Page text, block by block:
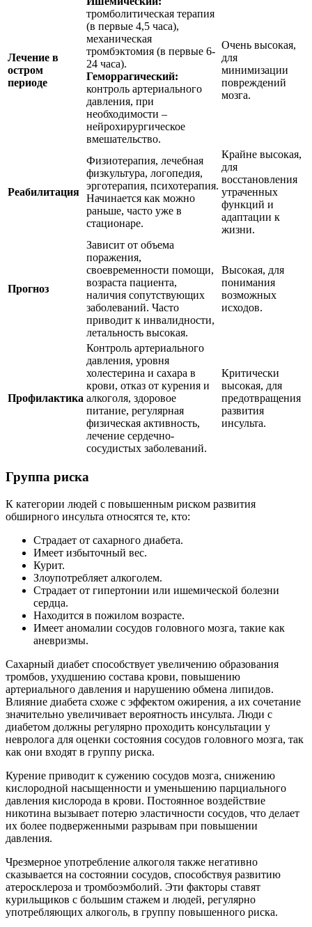
Лечение в
остром
периоде
тромболитическая терапия
(в первые 4,5 часа),
механическая
тромбэктомия (в первые 6-
24 часа).
Геморрагический:
контроль артериального
давления, при
необходимости –
нейрохирургическое
вмешательство.
Очень высокая,
для
минимизации
повреждений
мозга.
Реабилитация
Физиотерапия, лечебная
физкультура, логопедия,
эрготерапия, психотерапия.
Начинается как можно
раньше, часто уже в
стационаре.
Крайне высокая,
для
восстановления
утраченных
функций и
адаптации к
жизни.
Прогноз
Зависит от объема
поражения,
своевременности помощи,
возраста пациента,
наличия сопутствующих
заболеваний. Часто
приводит к инвалидности,
летальность высокая.
Высокая, для
понимания
возможных
исходов.
Профилактика
Контроль артериального
давления, уровня
холестерина и сахара в
крови, отказ от курения и
алкоголя, здоровое
питание, регулярная
физическая активность,
лечение сердечно-
сосудистых заболеваний.
Критически
высокая, для
предотвращения
развития
инсульта.
Группа риска
К категории людей с повышенным риском развития
обширного инсульта относятся те, кто:
Страдает от сахарного диабета.
Имеет избыточный вес.
Курит.
Злоупотребляет алкоголем.
Страдает от гипертонии или ишемической болезни
сердца.
Находится в пожилом возрасте.
Имеет аномалии сосудов головного мозга, такие как
аневризмы.
Сахарный диабет способствует увеличению образования
тромбов, ухудшению состава крови, повышению
артериального давления и нарушению обмена липидов.
Влияние диабета схоже с эффектом ожирения, а их сочетание
значительно увеличивает вероятность инсульта. Люди с
диабетом должны регулярно проходить консультации у
невролога для оценки состояния сосудов головного мозга, так
как они входят в группу риска.
Курение приводит к сужению сосудов мозга, снижению
кислородной насыщенности и уменьшению парциального
давления кислорода в крови. Постоянное воздействие
никотина вызывает потерю эластичности сосудов, что делает
их более подверженными разрывам при повышении
давления.
Чрезмерное употребление алкоголя также негативно
сказывается на состоянии сосудов, способствуя развитию
атеросклероза и тромбоэмболий. Эти факторы ставят
курильщиков с большим стажем и людей, регулярно
употребляющих алкоголь, в группу повышенного риска.